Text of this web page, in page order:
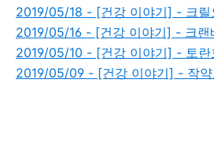
2019/05/18 - [건강 이야기] - 크릴
2019/05/16 - [건강 이야기] - 크랜
2019/05/10 - [건강 이야기] - 토란
2019/05/09 - [건강 이야기] - 작약